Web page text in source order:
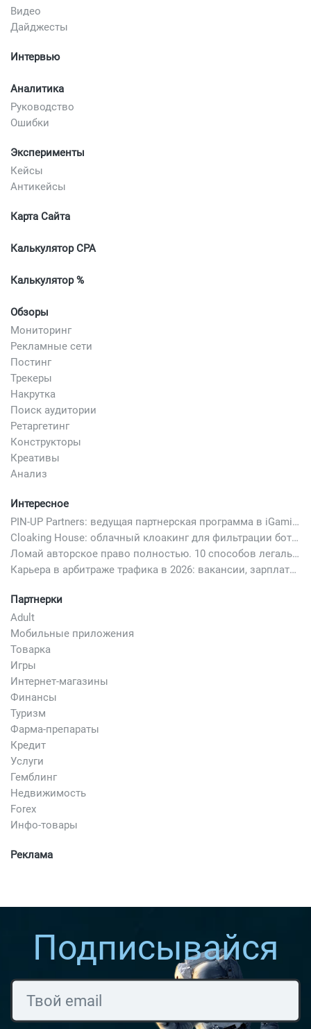
Видео
Дайджесты
Интервью
Аналитика
Руководство
Ошибки
Эксперименты
Кейсы
Антикейсы
Карта Сайта
Калькулятор CPA
Калькулятор %
Обзоры
Мониторинг
Рекламные сети
Постинг
Трекеры
Накрутка
Поиск аудитории
Ретаргетинг
Конструкторы
Креативы
Анализ
Интересное
PIN-UP Partners: ведущая партнерская программа в iGaming
Cloaking House: облачный клоакинг для фильтрации ботов FB и Google Ads — гайд PHP-интеграции 2026
Ломай авторское право полностью. 10 способов легально добавить любимый трек в свой креатив
Карьера в арбитраже трафика в 2026: вакансии, зарплаты и как начать
Партнерки
Adult
Мобильные приложения
Товарка
Игры
Интернет-магазины
Финансы
Туризм
Фарма-препараты
Кредит
Услуги
Гемблинг
Недвижимость
Forex
Инфо-товары
Реклама
Подписывайся